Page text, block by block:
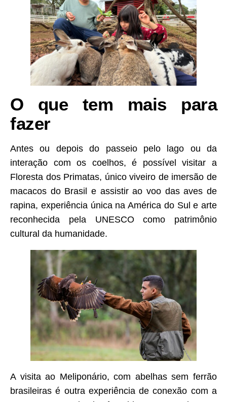
O que tem mais para
fazer
Antes ou depois do passeio pelo lago ou da
interação com os coelhos, é possível visitar a
Floresta dos Primatas, único viveiro de imersão de
macacos do Brasil e assistir ao voo das aves de
rapina, experiência única na América do Sul e arte
reconhecida pela UNESCO como patrimônio
cultural da humanidade.
A visita ao Meliponário, com abelhas sem ferrão
brasileiras é outra experiência de conexão com a